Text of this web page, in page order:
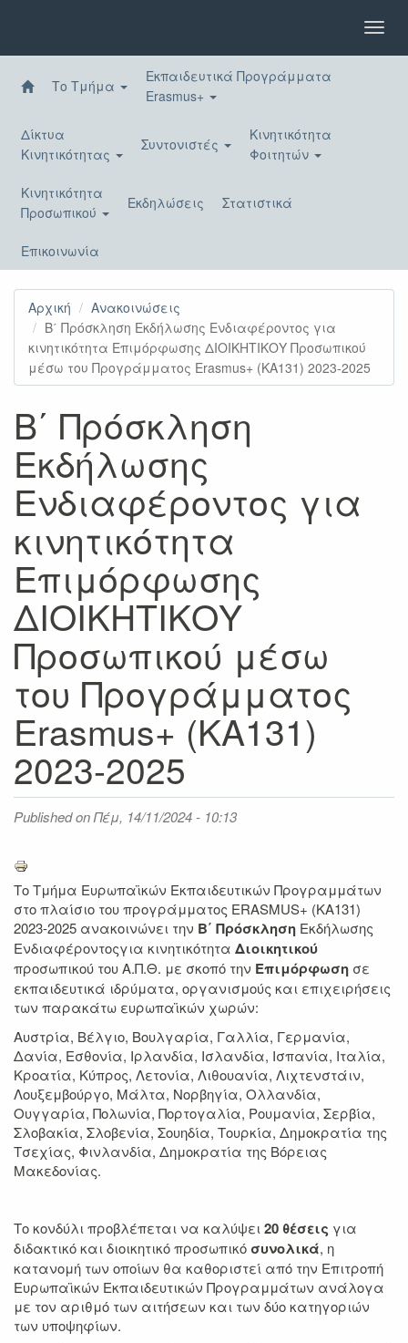
περιεχόμενο
Το Τμήμα
Εκπαιδευτικά Προγράμματα
Erasmus+
Δίκτυα
Κινητικότητας
Συντονιστές
Κινητικότητα
Φοιτητών
Κινητικότητα
Προσωπικού
Εκδηλώσεις Στατιστικά
Επικοινωνία
Αρχική
Ανακοινώσεις
Β΄ Πρόσκληση Εκδήλωσης Ενδιαφέροντος για
κινητικότητα Επιμόρφωσης ΔΙΟΙΚΗΤΙΚΟΥ Προσωπικού
μέσω του Προγράμματος Erasmus+ (KA131) 2023-2025
Β΄ Πρόσκληση
Εκδήλωσης
Ενδιαφέροντος για
κινητικότητα
Επιμόρφωσης
ΔΙΟΙΚΗΤΙΚΟΥ
Προσωπικού μέσω
του Προγράμματος
Erasmus+ (KA131)
2023-2025
Published onΠέμ, 14/11/2024 - 10:13
Το Τμήμα Ευρωπαϊκών Εκπαιδευτικών Προγραμμάτων
στο πλαίσιο του προγράμματος ERASMUS+ (KA131)
2023-2025 ανακοινώνει την Β΄ Πρόσκληση Εκδήλωσης
Ενδιαφέροντοςγια κινητικότητα Διοικητικού
προσωπικού του Α.Π.Θ. με σκοπό την Επιμόρφωση σε
εκπαιδευτικά ιδρύματα, οργανισμούς και επιχειρήσεις
των παρακάτω ευρωπαϊκών χωρών:
Αυστρία, Βέλγιο, Βουλγαρία, Γαλλία, Γερμανία,
Δανία, Εσθονία, Ιρλανδία, Ισλανδία, Ισπανία, Ιταλία,
Κροατία, Κύπρος, Λετονία, Λιθουανία, Λιχτενστάιν,
Λουξεμβούργο, Μάλτα, Νορβηγία, Ολλανδία,
Ουγγαρία, Πολωνία, Πορτογαλία, Ρουμανία, Σερβία,
Σλοβακία, Σλοβενία, Σουηδία, Τουρκία, Δημοκρατία της
Τσεχίας, Φινλανδία, Δημοκρατία της Βόρειας
Μακεδονίας.
Το κονδύλι προβλέπεται να καλύψει 20 θέσεις για
διδακτικό και διοικητικό προσωπικό συνολικά, η
κατανομή των οποίων θα καθοριστεί από την Επιτροπή
Ευρωπαϊκών Εκπαιδευτικών Προγραμμάτων ανάλογα
με τον αριθμό των αιτήσεων και των δύο κατηγοριών
των υποψηφίων.